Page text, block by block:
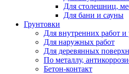
Для столешниц,
Для бани и сауны
Грунтовки
Для внутренних работ и
Для наружных работ
Для деревянных
По металлу,
Бетон-контакт